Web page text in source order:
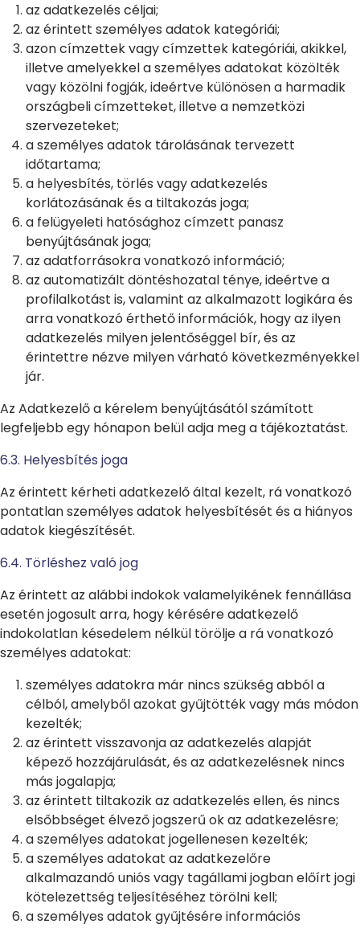
az adatkezelés céljai;
az érintett személyes adatok kategóriái;
azon címzettek vagy címzettek kategóriái, akikkel,
illetve amelyekkel a személyes adatokat közölték
vagy közölni fogják, ideértve különösen a harmadik
országbeli címzetteket, illetve a nemzetközi
szervezeteket;
a személyes adatok tárolásának tervezett
időtartama;
a helyesbítés, törlés vagy adatkezelés
korlátozásának és a tiltakozás joga;
a felügyeleti hatósághoz címzett panasz
benyújtásának joga;
az adatforrásokra vonatkozó információ;
az automatizált döntéshozatal ténye, ideértve a
profilalkotást is, valamint az alkalmazott logikára és
arra vonatkozó érthető információk, hogy az ilyen
adatkezelés milyen jelentőséggel bír, és az
érintettre nézve milyen várható következményekkel
jár.
Az Adatkezelő a kérelem benyújtásától számított
legfeljebb egy hónapon belül adja meg a tájékoztatást.
6.3. Helyesbítés joga
Az érintett kérheti adatkezelő által kezelt, rá vonatkozó
pontatlan személyes adatok helyesbítését és a hiányos
adatok kiegészítését.
6.4. Törléshez való jog
Az érintett az alábbi indokok valamelyikének fennállása
esetén jogosult arra, hogy kérésére adatkezelő
indokolatlan késedelem nélkül törölje a rá vonatkozó
személyes adatokat:
személyes adatokra már nincs szükség abból a
célból, amelyből azokat gyűjtötték vagy más módon
kezelték;
az érintett visszavonja az adatkezelés alapját
képező hozzájárulását, és az adatkezelésnek nincs
más jogalapja;
az érintett tiltakozik az adatkezelés ellen, és nincs
elsőbbséget élvező jogszerű ok az adatkezelésre;
a személyes adatokat jogellenesen kezelték;
a személyes adatokat az adatkezelőre
alkalmazandó uniós vagy tagállami jogban előírt jogi
kötelezettség teljesítéséhez törölni kell;
a személyes adatok gyűjtésére információs